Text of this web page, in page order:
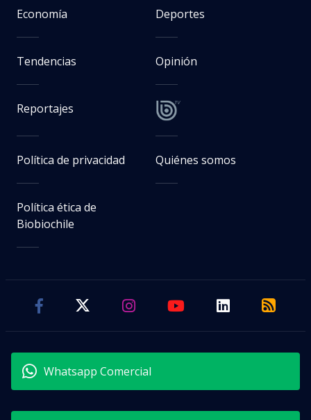
Economía Deportes
Tendencias Opinión
Reportajes
Política de privacidad Quiénes somos
Política ética de
Biobiochile
Whatsapp Comercial